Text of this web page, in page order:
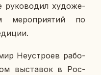
ру­ко­во­дил ху­до­же­
ме­ро­при­я­тий по
Неустро­ев ра­бо­
вы­ста­вок в Рос­